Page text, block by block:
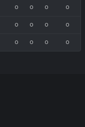
0 0 0 0
0 0 0 0
0 0 0 0